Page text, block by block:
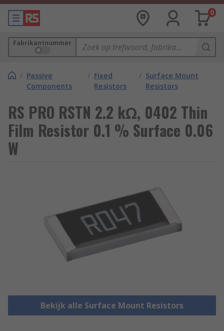
0
Fabrikantnummer
/ Passive
Components
/ Fixed
Resistors
/ Surface Mount
Resistors
RS PRO RSTN 2.2 kΩ, 0402 Thin
Film Resistor 0.1 % Surface 0.06
W
Bekijk alle Surface Mount Resistors